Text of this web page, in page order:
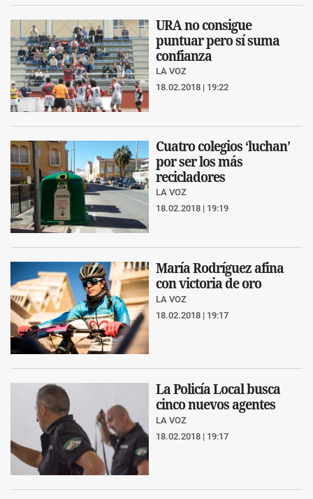
URA no consigue
puntuar pero sí suma
confianza
LA VOZ
18.02.2018 | 19:22
Cuatro colegios ‘luchan’
por ser los más
recicladores
LA VOZ
18.02.2018 | 19:19
María Rodríguez afina
con victoria de oro
LA VOZ
18.02.2018 | 19:17
La Policía Local busca
cinco nuevos agentes
LA VOZ
18.02.2018 | 19:17